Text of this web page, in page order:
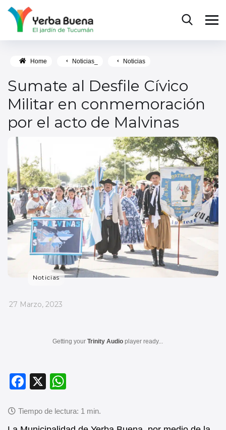
Home Noticias_ Noticias
Sumate al Desfile Cívico
Militar en conmemoración
por el acto de Malvinas
Noticias
_
27 Marzo, 2023
Getting your Trinity Audio player ready...
F
c
X
at